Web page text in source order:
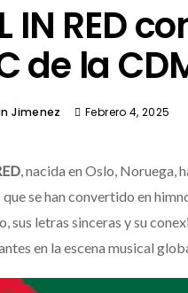
IN RED
de la
Jimenez Febrero 4, 2025
, nacida en Oslo,
se han convertido en
sus letras sinceras y su
en la escena musical